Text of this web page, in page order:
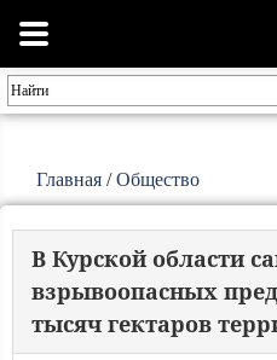
Главная /Общество
В Курской области
взрывоопасных
тысяч гектаров